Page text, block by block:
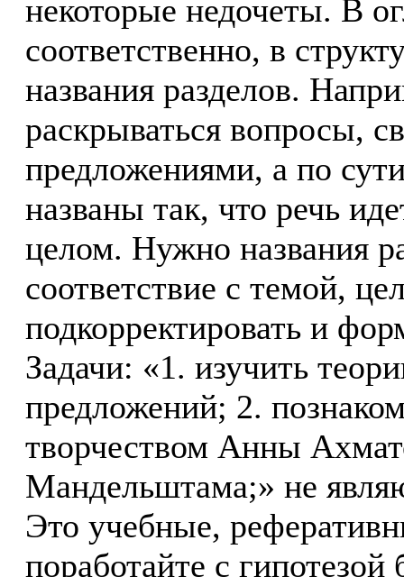
некоторые недочеты. В
соответственно, в
названия разделов.
раскрываться вопросы,
предложениями, а по
названы так, что речь
целом. Нужно названия
соответствие с темой,
подкорректировать и
Задачи: «1. изучить
предложений; 2.
творчеством Анны
Мандельштама;» не
Это учебные,
поработайте с